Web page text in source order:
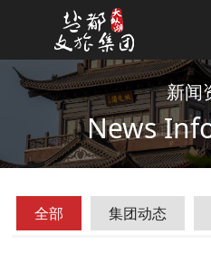
新闻
News
全部 集团动态